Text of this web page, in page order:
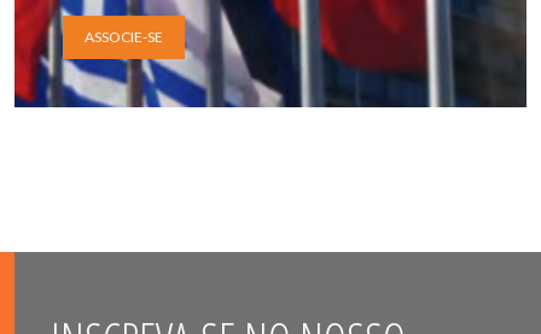
ASSOCIE-SE